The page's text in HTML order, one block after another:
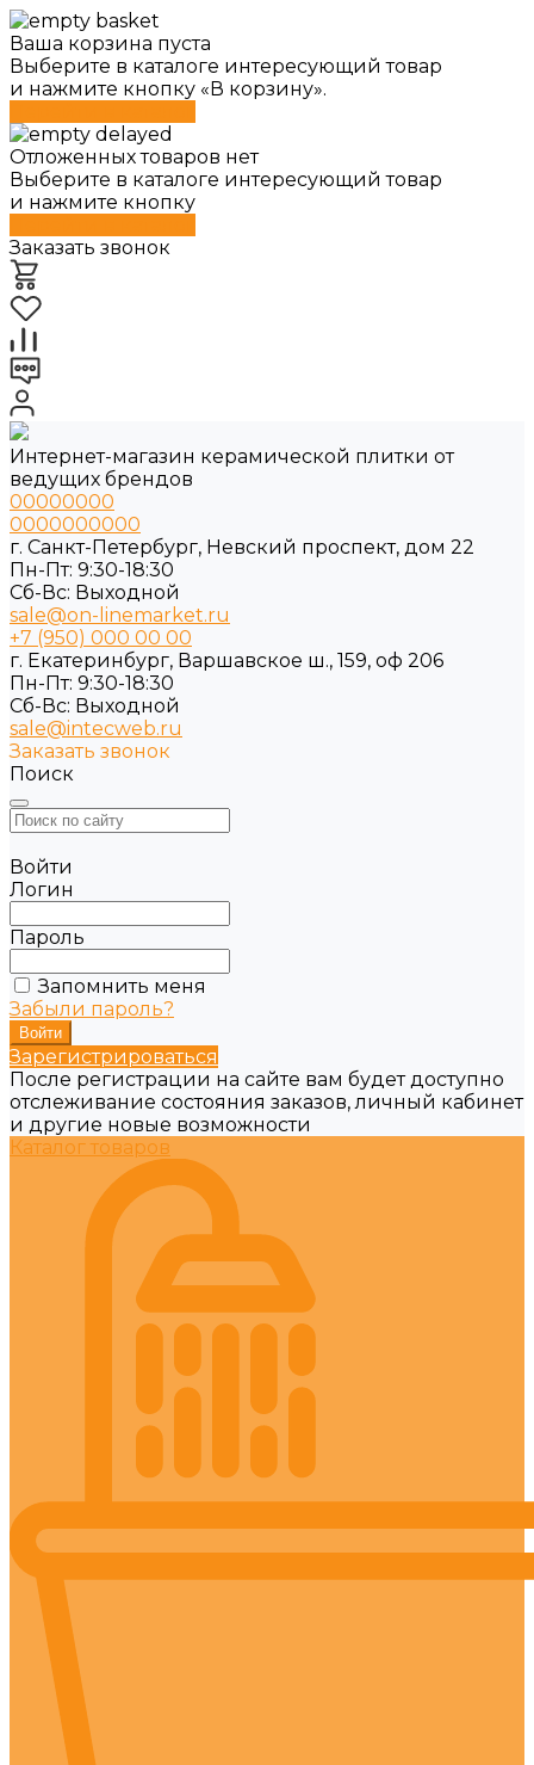
Ваша корзина пуста
Выберите в каталоге интересующий товар
и нажмите кнопку «В корзину».
Отложенных товаров нет
Выберите в каталоге интересующий товар
и нажмите кнопку
Заказать звонок
Интернет-магазин керамической плитки от
ведущих брендов
00000000
0000000000
г. Санкт-Петербург, Невский проспект, дом 22
Пн-Пт: 9:30-18:30
Cб-Вс: Выходной
sale@on-linemarket.ru
+7 (950) 000 00 00
г. Екатеринбург, Варшавское ш., 159, оф 206
Пн-Пт: 9:30-18:30
Cб-Вс: Выходной
sale@intecweb.ru
Заказать звонок
Поиск
Войти
Логин
Пароль
Запомнить меня
Забыли пароль?
Зарегистрироваться
После регистрации на сайте вам будет доступно
отслеживание состояния заказов, личный кабинет
и другие новые возможности
Каталог товаров